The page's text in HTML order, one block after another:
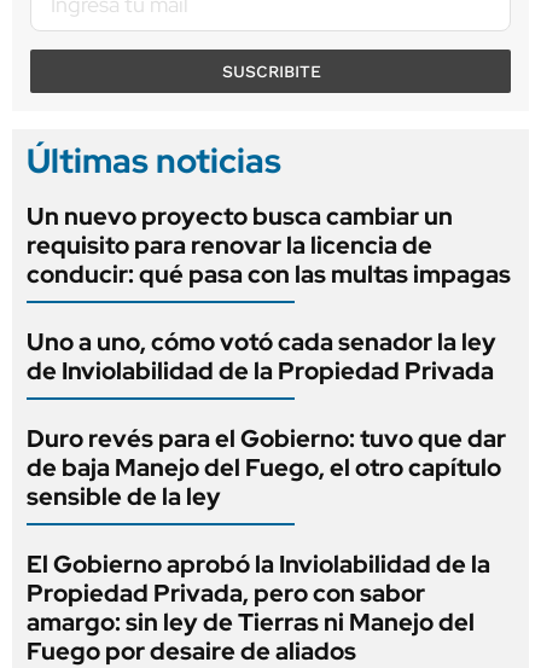
SUSCRIBITE
Últimas noticias
Un nuevo proyecto busca cambiar un
requisito para renovar la licencia de
conducir: qué pasa con las multas impagas
Uno a uno, cómo votó cada senador la ley
de Inviolabilidad de la Propiedad Privada
Duro revés para el Gobierno: tuvo que dar
de baja Manejo del Fuego, el otro capítulo
sensible de la ley
El Gobierno aprobó la Inviolabilidad de la
Propiedad Privada, pero con sabor
amargo: sin ley de Tierras ni Manejo del
Fuego por desaire de aliados